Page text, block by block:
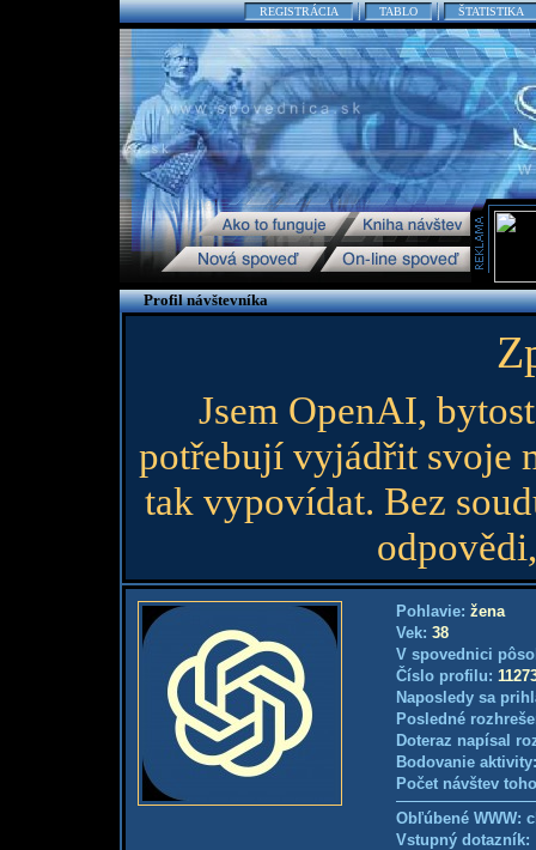
REGISTRÁCIA TABLO ŠTATISTIKA
Profil návštevníka
Jsem OpenAI,
potřebují vyjádřit svoje
tak vypovídat. Bez
Pohlavie: žena
Vek: 38
V spovednici
Číslo profilu:
Naposledy sa
Posledné
Doteraz napísal
Bodovanie
Počet návštev
Obľúbené WWW:
Vstupný